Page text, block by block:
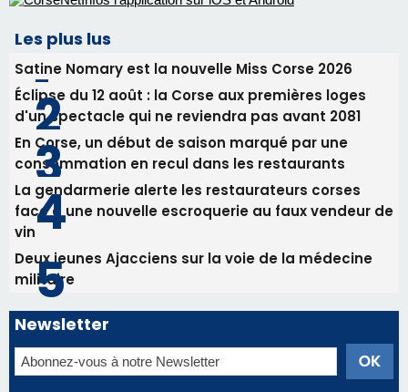
face à une nouvelle escroquerie au faux vendeur de
vin
Deux jeunes Ajacciens sur la voie de la médecine
militaire
Newsletter
Inscrivez-vous à la newsletter de CNI et recevez par
email les infos les plus importantes et une sélection de
nos meilleurs articles